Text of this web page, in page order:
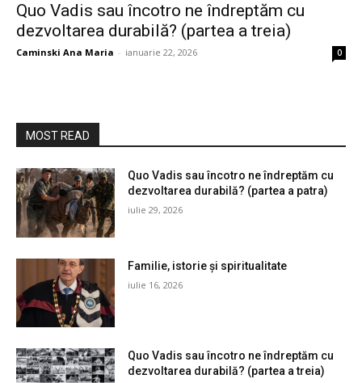
Quo Vadis sau încotro ne îndreptăm cu
dezvoltarea durabilă? (partea a treia)
Caminski Ana Maria - ianuarie 22, 2026 0
MOST READ
Quo Vadis sau încotro ne îndreptăm cu
dezvoltarea durabilă? (partea a patra)
iulie 29, 2026
Familie, istorie și spiritualitate
iulie 16, 2026
Quo Vadis sau încotro ne îndreptăm cu
dezvoltarea durabilă? (partea a treia)